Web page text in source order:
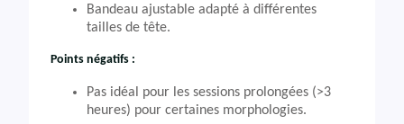
Bandeau ajustable adapté à différentes
tailles de tête.
Points négatifs :
Pas idéal pour les sessions prolongées (>3
heures) pour certaines morphologies.